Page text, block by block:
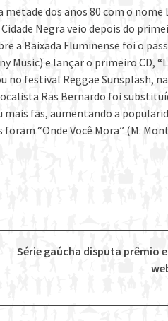
dos anos 80 com o
Negra veio depois do
a Baixada Fluminense foi o
e lançar o primeiro CD,
no festival Reggae Sunsplash,
Ras Bernardo foi
fãs, aumentando a
“Onde Você Mora” (M.
Série gaúcha disputa prêmio